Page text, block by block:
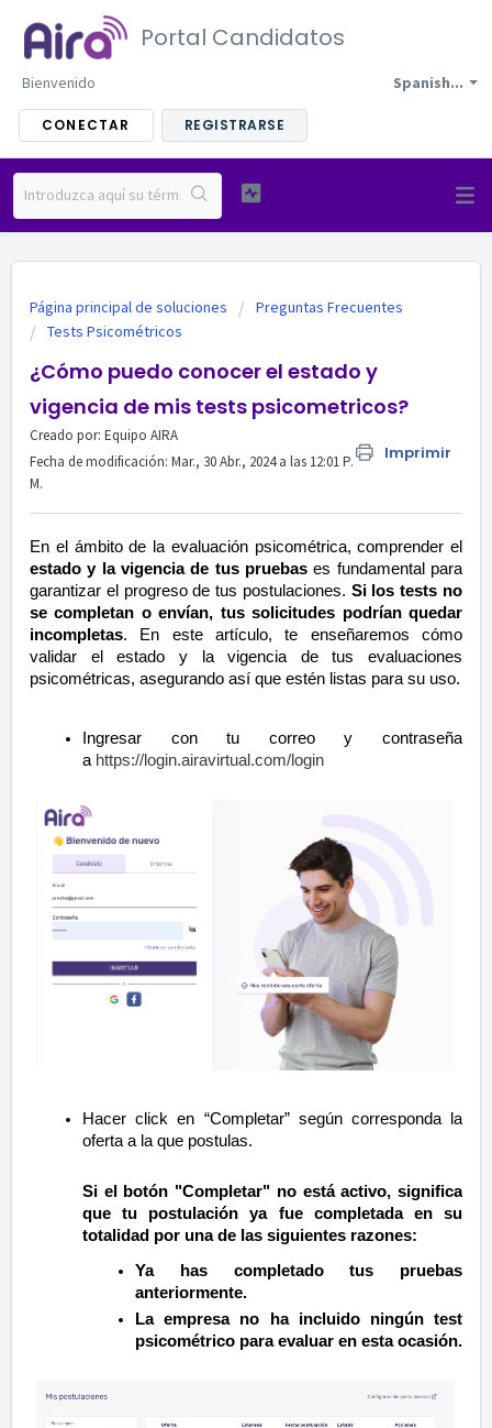
Portal Candidatos
Spanish...
Bienvenido
CONECTAR REGISTRARSE
Página principal de soluciones
Preguntas Frecuentes
Tests Psicométricos
¿Cómo puedo conocer el estado y
vigencia de mis tests psicometricos?
Imprimir
Creado por: Equipo AIRA
Fecha de modificación: Mar., 30 Abr., 2024 a las 12:01 P.
M.
En el ámbito de la evaluación psicométrica, comprender el
estado y la vigencia de tus pruebas es fundamental para
garantizar el progreso de tus postulaciones. Si los tests no
se completan o envían, tus solicitudes podrían quedar
incompletas. En este artículo, te enseñaremos cómo
validar el estado y la vigencia de tus evaluaciones
psicométricas, asegurando así que estén listas para su uso.
Ingresar con tu correo y contraseña
a https://login.airavirtual.com/login
Hacer click en “Completar” según corresponda la
oferta a la que postulas.
Si el botón "Completar" no está activo, significa
que tu postulación ya fue completada en su
totalidad por una de las siguientes razones:
Ya has completado tus pruebas
anteriormente.
La empresa no ha incluido ningún test
psicométrico para evaluar en esta ocasión.